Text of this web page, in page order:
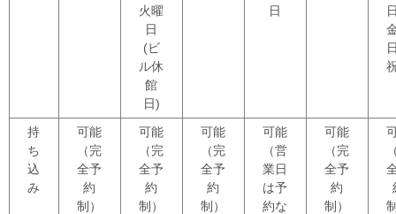
火曜
日
(ビ
ル休
館
日)
日
持
ち
込
み
可能
（完
全予
約
制）
可能
（完
全予
約
制）
可能
（完
全予
約
制）
可能
（営
業日
は予
約な
可能
（完
全予
約
制）